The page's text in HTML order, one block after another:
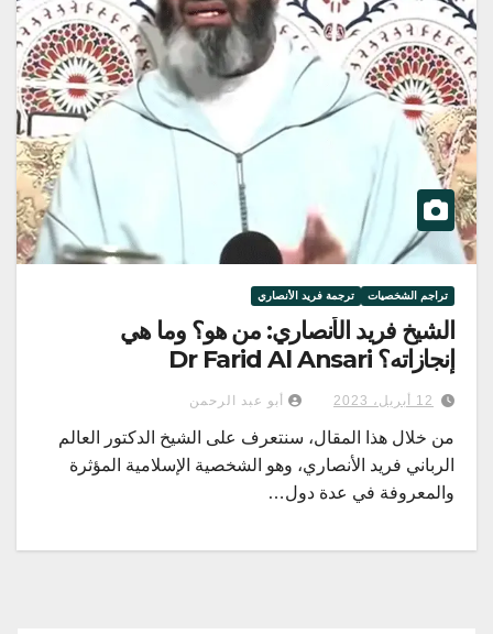
تراجم الشخصيات ترجمة فريد الأنصاري
الشيخ فريد الأنصاري: من هو؟ وما هي
إنجازاته؟ Dr Farid Al Ansari
12 أبريل، 2023 أبو عبد الرحمن
من خلال هذا المقال، سنتعرف على الشيخ الدكتور العالم
الرباني فريد الأنصاري، وهو الشخصية الإسلامية المؤثرة
والمعروفة في عدة دول…